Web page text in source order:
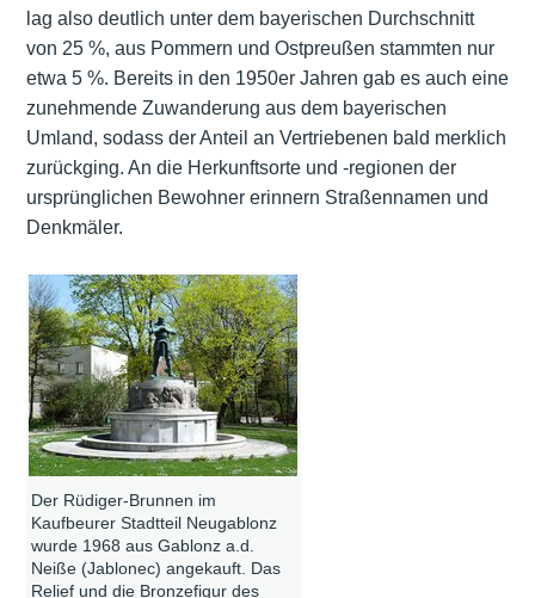
lag also deutlich unter dem bayerischen Durchschnitt
von 25 %, aus Pommern und Ostpreußen stammten nur
etwa 5 %. Bereits in den 1950er Jahren gab es auch eine
zunehmende Zuwanderung aus dem bayerischen
Umland, sodass der Anteil an Vertriebenen bald merklich
zurückging. An die Herkunftsorte und -regionen der
ursprünglichen Bewohner erinnern Straßennamen und
Denkmäler.
Der Rüdiger-Brunnen im
Kaufbeurer Stadtteil Neugablonz
wurde 1968 aus Gablonz a.d.
Neiße (Jablonec) angekauft. Das
Relief und die Bronzefigur des